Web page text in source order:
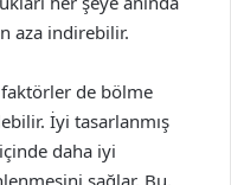
aza indirebilir.
faktörler de bölme
İyi tasarlanmış
daha iyi
sağlar. Bu,